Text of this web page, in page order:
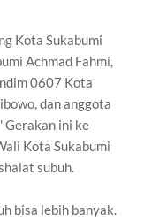
Kota Sukabumi
Achmad Fahmi,
0607 Kota
dan anggota
Gerakan ini ke
Kota Sukabumi
subuh.
bisa lebih banyak.